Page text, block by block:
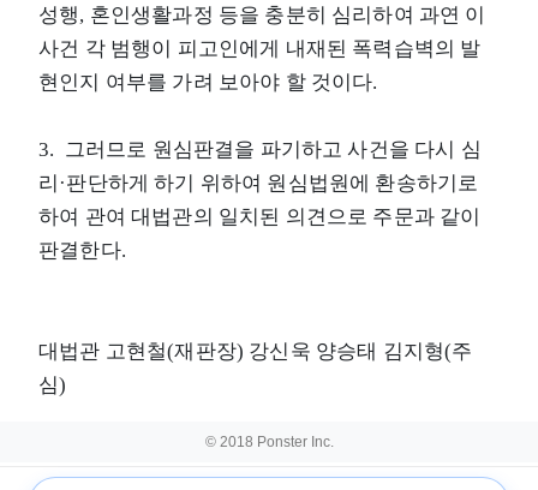
성행, 혼인생활과정 등을 충분히 심리하여 과연 이
사건 각 범행이 피고인에게 내재된 폭력습벽의 발
현인지 여부를 가려 보아야 할 것이다.
3. 그러므로 원심판결을 파기하고 사건을 다시 심
리·판단하게 하기 위하여 원심법원에 환송하기로
하여 관여 대법관의 일치된 의견으로 주문과 같이
판결한다.
대법관 고현철(재판장) 강신욱 양승태 김지형(주
심)
© 2018 Ponster Inc.